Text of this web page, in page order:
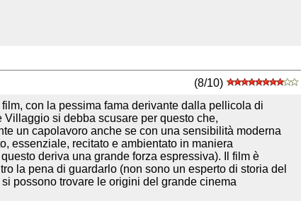
(8/10)
con la pessima fama derivante dalla pellicola di
Villaggio si debba scusare per questo che,
un capolavoro anche se con una sensibilità moderna
essenziale, recitato e ambientato in maniera
deriva una grande forza espressiva). Il film è
la pena di guardarlo (non sono un esperto di storia del
possono trovare le origini del grande cinema